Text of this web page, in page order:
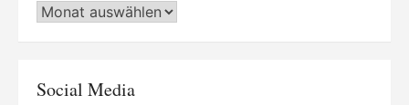
Archiv
Social Media